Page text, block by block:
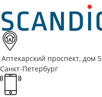
Аптекарский проспект, дом 5
Санкт-Петербург